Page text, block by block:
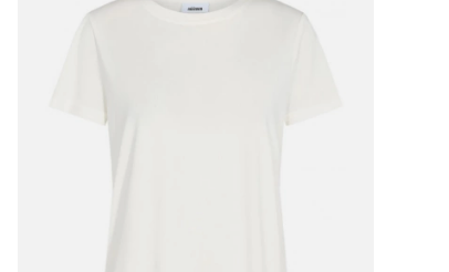
Minimum stræber efter at skabe bæredygtig
reducere deres klimaaftryk ved at bruge